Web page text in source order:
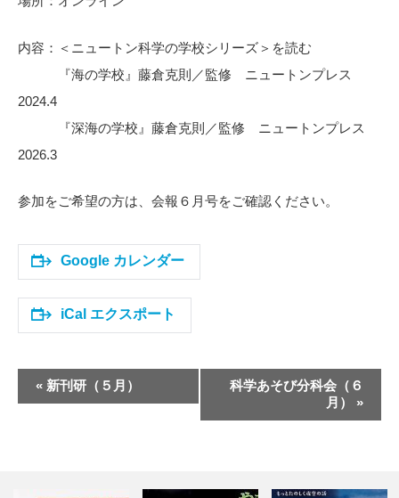
内容：＜ニュートン科学の学校シリーズ＞を読む
『海の学校』藤倉克則／監修 ニュートンプレス
2024.4
『深海の学校』藤倉克則／監修 ニュートンプレス
2026.3
参加をご希望の方は、会報６月号をご確認ください。
Google カレンダー
iCal エクスポート
ベ
« 新刊研（５月）
科学あそび分科会（６
月） »